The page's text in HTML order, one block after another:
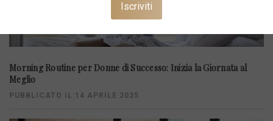
Morning Routine per Donne di Successo: Inizia la Giornata al
Meglio
PUBBLICATO IL:14 APRILE 2025